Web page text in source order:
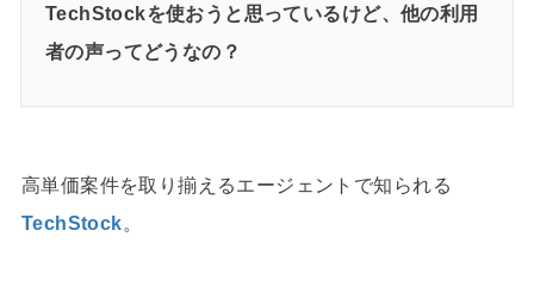
TechStockを使おうと思っているけど、他の利用
者の声ってどうなの？
高単価案件を取り揃えるエージェントで知られる
TechStock。